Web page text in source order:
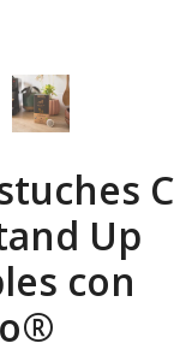
Up
con